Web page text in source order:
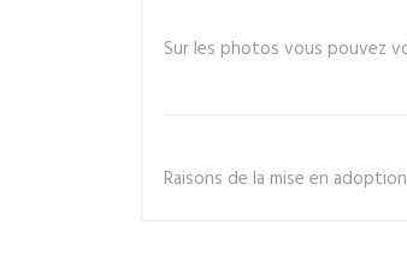
Sur les photos vous pouvez
Raisons de la mise en